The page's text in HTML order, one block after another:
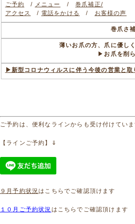
ご予約 / メニュー /巻爪補正/
アクセス
/ 電話をかける / お客様の声
巻爪さ
薄いお爪の方、爪に優し
▶ お爪を削
▶新型コロナウィルスに伴う今後の営業と取
ご予約は、便利なラインからも受け付けていま
【ラインご予約】⇓
９月予約状況はこちらでご確認頂けます
１０ 月ご予約状況はこちらでご確認頂けます